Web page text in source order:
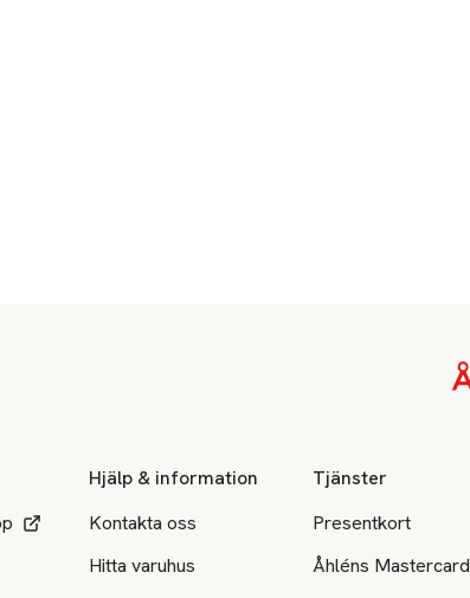
Hjälp & information
Kontakta oss
Hitta varuhus
Tjänster
Presentkort
Åhléns Mastercard